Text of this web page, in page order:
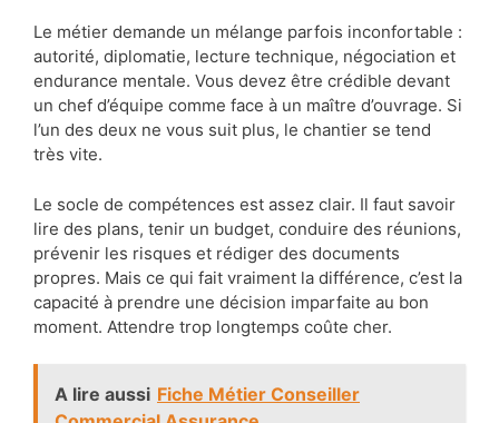
Le métier demande un mélange parfois inconfortable :
autorité, diplomatie, lecture technique, négociation et
endurance mentale. Vous devez être crédible devant
un chef d’équipe comme face à un maître d’ouvrage. Si
l’un des deux ne vous suit plus, le chantier se tend
très vite.
Le socle de compétences est assez clair. Il faut savoir
lire des plans, tenir un budget, conduire des réunions,
prévenir les risques et rédiger des documents
propres. Mais ce qui fait vraiment la différence, c’est la
capacité à prendre une décision imparfaite au bon
moment. Attendre trop longtemps coûte cher.
A lire aussi Fiche Métier Conseiller